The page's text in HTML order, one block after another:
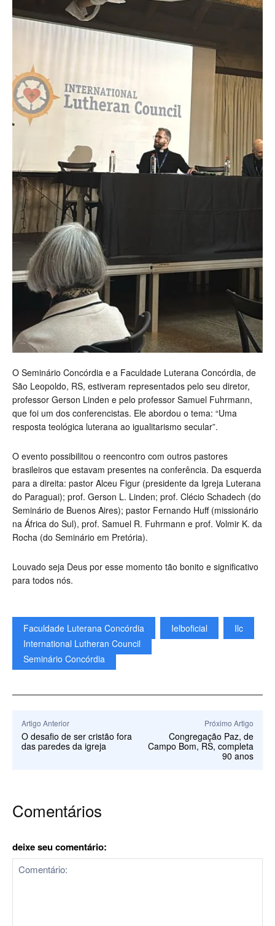
O Seminário Concórdia e a Faculdade Luterana Concórdia, de
São Leopoldo, RS, estiveram representados pelo seu diretor,
professor Gerson Linden e pelo professor Samuel Fuhrmann,
que foi um dos conferencistas. Ele abordou o tema: “Uma
resposta teológica luterana ao igualitarismo secular”.
O evento possibilitou o reencontro com outros pastores
brasileiros que estavam presentes na conferência. Da esquerda
para a direita: pastor Alceu Figur (presidente da Igreja Luterana
do Paraguai); prof. Gerson L. Linden; prof. Clécio Schadech (do
Seminário de Buenos Aires); pastor Fernando Huff (missionário
na África do Sul), prof. Samuel R. Fuhrmann e prof. Volmir K. da
Rocha (do Seminário em Pretória).
Louvado seja Deus por esse momento tão bonito e significativo
para todos nós.
Faculdade Luterana Concórdia Ielboficial
Ilc
International Lutheran Council
Seminário Concórdia
Artigo Anterior
O desafio de ser cristão fora
das paredes da igreja
Próximo Artigo
Congregação Paz, de
Campo Bom, RS, completa
90 anos
Comentários
deixe seu comentário: